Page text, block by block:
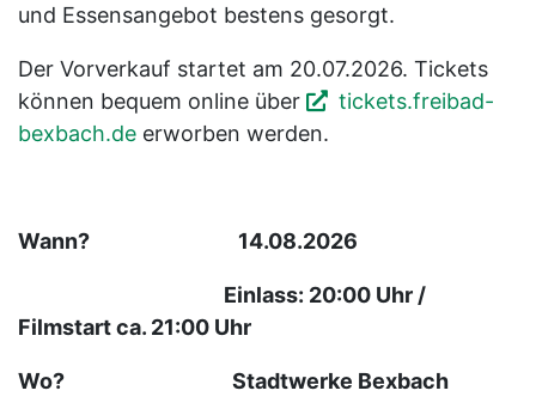
und Essensangebot bestens gesorgt.
Der Vorverkauf startet am 20.07.2026. Tickets
können bequem online über
tickets.freibad-
bexbach.de erworben werden.
Wann? 14.08.2026
Einlass: 20:00 Uhr /
Filmstart ca. 21:00 Uhr
Wo? Stadtwerke Bexbach